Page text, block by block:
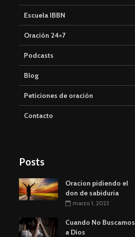
Escuela IBBN
Oración 24×7
Podcasts
Blog
Peticiones de oración
Contacto
Posts
Oracion pidiendo el
don de sabiduria
marzo 1, 2023
Cuando No Buscamos
a Dios